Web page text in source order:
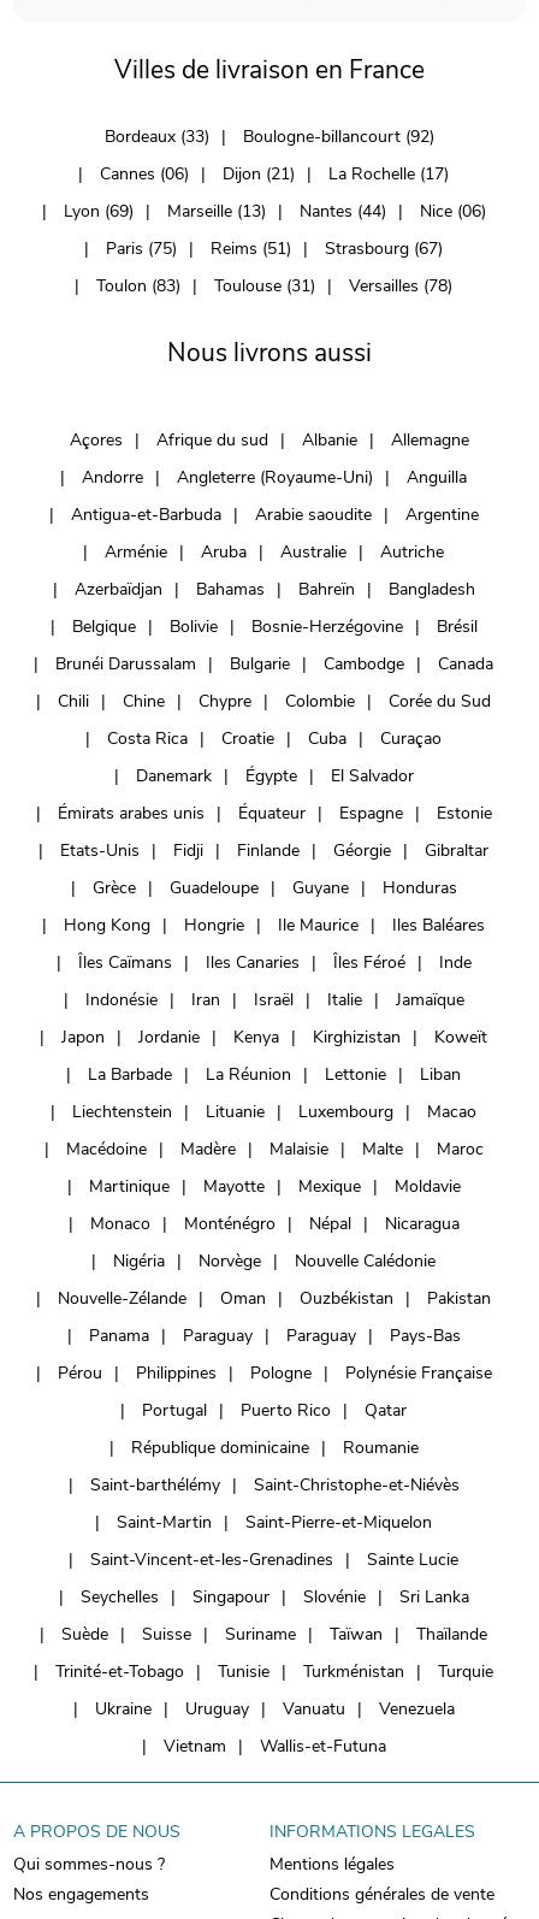
Villes de livraison en France
Bordeaux (33)
Boulogne-billancourt (92)
Cannes (06)
Dijon (21)
La Rochelle (17)
Lyon (69)
Marseille (13) Nantes (44)
Nice (06)
Paris (75)
Reims (51)
Strasbourg (67)
Toulon (83)
Toulouse (31) Versailles (78)
Nous livrons aussi
Açores Afrique du sud Albanie
Allemagne
Andorre
Angleterre (Royaume-Uni)
Anguilla
Antigua-et-Barbuda
Arabie saoudite
Argentine
Arménie
Aruba Australie
Autriche
Azerbaïdjan
Bahamas Bahreïn
Bangladesh
Belgique
Bolivie Bosnie-Herzégovine
Brésil
Brunéi Darussalam
Bulgarie Cambodge
Canada
Chili
Chine Chypre Colombie
Corée du Sud
Costa Rica
Croatie Cuba
Curaçao
Danemark
Égypte
El Salvador
Émirats arabes unis
Équateur Espagne
Estonie
Etats-Unis
Fidji Finlande Géorgie
Gibraltar
Grèce
Guadeloupe Guyane
Honduras
Hong Kong
Hongrie Ile Maurice
Iles Baléares
Îles Caïmans
Iles Canaries Îles Féroé
Inde
Indonésie
Iran Israël Italie
Jamaïque
Japon
Jordanie Kenya Kirghizistan
Koweït
La Barbade
La Réunion Lettonie
Liban
Liechtenstein
Lituanie Luxembourg
Macao
Macédoine
Madère Malaisie Malte
Maroc
Martinique
Mayotte Mexique
Moldavie
Monaco
Monténégro Népal
Nicaragua
Nigéria
Norvège
Nouvelle Calédonie
Nouvelle-Zélande
Oman Ouzbékistan
Pakistan
Panama
Paraguay Paraguay
Pays-Bas
Pérou
Philippines Pologne
Polynésie Française
Portugal
Puerto Rico
Qatar
République dominicaine
Roumanie
Saint-barthélémy
Saint-Christophe-et-Niévès
Saint-Martin
Saint-Pierre-et-Miquelon
Saint-Vincent-et-les-Grenadines
Sainte Lucie
Seychelles
Singapour Slovénie
Sri Lanka
Suède
Suisse Suriname Taïwan
Thaïlande
Trinité-et-Tobago
Tunisie Turkménistan
Turquie
Ukraine
Uruguay Vanuatu
Venezuela
Vietnam
Wallis-et-Futuna
A PROPOS DE NOUS
Qui sommes-nous ?
Nos engagements
INFORMATIONS LEGALES
Mentions légales
Conditions générales de vente